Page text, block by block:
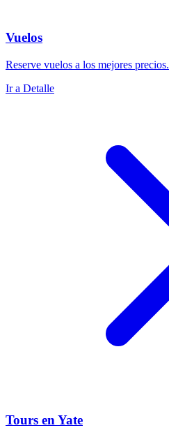
Vuelos
Reserve vuelos a los mejores precios.
Ir a Detalle
Tours en Yate